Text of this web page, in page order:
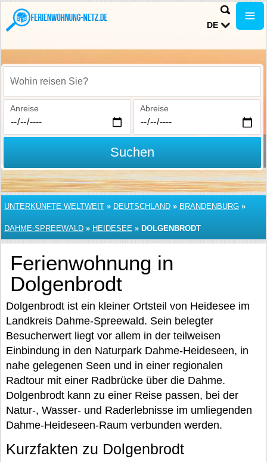
DE
Wohin reisen Sie?
Anreise Abreise
Suchen
UNTERKÜNFTE WELTWEIT » DEUTSCHLAND » BRANDENBURG »
DAHME-SPREEWALD » HEIDESEE » DOLGENBRODT
Ferienwohnung in
Dolgenbrodt
Dolgenbrodt ist ein kleiner Ortsteil von Heidesee im
Landkreis Dahme-Spreewald. Sein belegter
Besucherwert liegt vor allem in der teilweisen
Einbindung in den Naturpark Dahme-Heideseen, in
nahe gelegenen Seen und in einer regionalen
Radtour mit einer Radbrücke über die Dahme.
Dolgenbrodt kann zu einer Reise passen, bei der
Natur-, Wasser- und Raderlebnisse im umliegenden
Dahme-Heideseen-Raum verbunden werden.
Kurzfakten zu Dolgenbrodt